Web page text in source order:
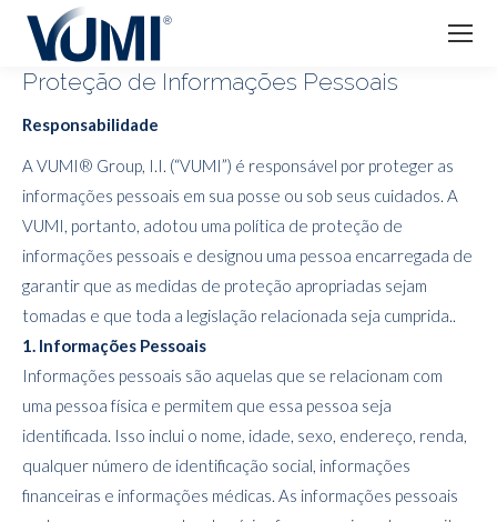
Proteção de Informações Pessoais
Responsabilidade
A VUMI® Group, I.I. (“VUMI”) é responsável por proteger as
informações pessoais em sua posse ou sob seus cuidados. A
VUMI, portanto, adotou uma política de proteção de
informações pessoais e designou uma pessoa encarregada de
garantir que as medidas de proteção apropriadas sejam
tomadas e que toda a legislação relacionada seja cumprida..
1. Informações Pessoais
Informações pessoais são aquelas que se relacionam com
uma pessoa física e permitem que essa pessoa seja
identificada. Isso inclui o nome, idade, sexo, endereço, renda,
qualquer número de identificação social, informações
financeiras e informações médicas. As informações pessoais